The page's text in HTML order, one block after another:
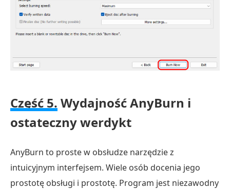
Część 5. Wydajność AnyBurn i
ostateczny werdykt
AnyBurn to proste w obsłudze narzędzie z
intuicyjnym interfejsem. Wiele osób docenia jego
prostotę obsługi i prostotę. Program jest niezawodny